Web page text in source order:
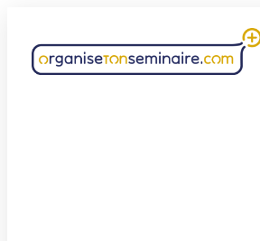
contenu